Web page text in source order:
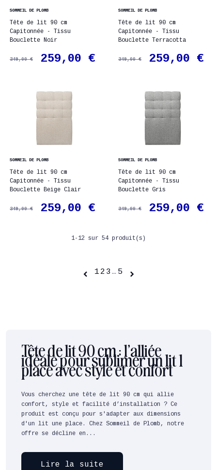
SOMMEIL DE PLOMB
Tête de lit 90 cm
Capitonnée - Tissu
Bouclette Noir
349,00 € 259,00 €
SOMMEIL DE PLOMB
Tête de lit 90 cm
Capitonnée - Tissu
Bouclette Terracotta
349,00 € 259,00 €
SOMMEIL DE PLOMB
Tête de lit 90 cm
Capitonnée - Tissu
Bouclette Beige Clair
349,00 € 259,00 €
SOMMEIL DE PLOMB
Tête de lit 90 cm
Capitonnée - Tissu
Bouclette Gris
349,00 € 259,00 €
1-12 sur 54 produit(s)
 1 2 3 … 5 
Tête de lit 90 cm : l’alliée
idéale pour sublimer un lit 1
place avec style et confort
Vous cherchez une tête de lit 90 cm qui allie
confort, style et facilité d’installation ? Ce
produit est conçu pour s'adapter aux dimensions
d'un lit une place. Chez Sommeil de Plomb, notre
offre se décline en...
Lire la suite